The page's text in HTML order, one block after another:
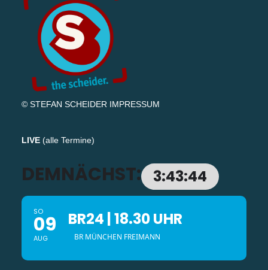
© STEFAN SCHEIDER IMPRESSUM
LIVE (alle Termine)
DEMNÄCHST: 3:43:43
SO
09
AUG
BR24 | 18.30 UHR
BR MÜNCHEN FREIMANN